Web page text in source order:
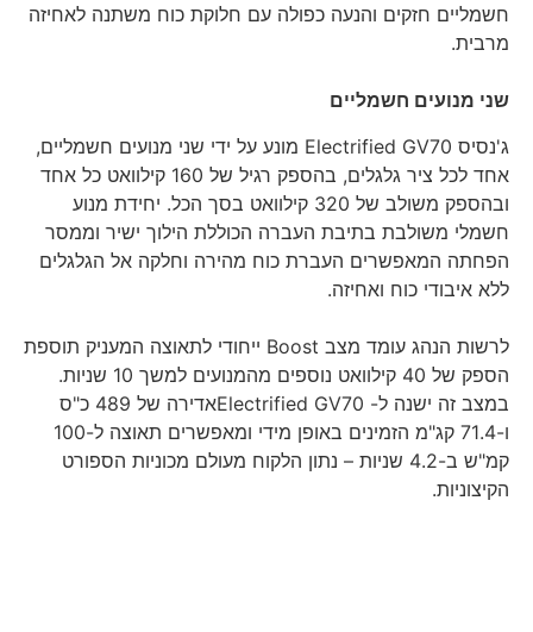
חשמליים חזקים והנעה כפולה עם חלוקת כוח משתנה לאחיזה
מרבית.
שני מנועים חשמליים
ג'נסיס Electrified GV70 מונע על ידי שני מנועים חשמליים,
אחד לכל ציר גלגלים, בהספק רגיל של 160 קילוואט כל אחד
ובהספק משולב של 320 קילוואט בסך הכל. יחידת מנוע
חשמלי משולבת בתיבת העברה הכוללת הילוך ישיר וממסר
הפחתה המאפשרים העברת כוח מהירה וחלקה אל הגלגלים
ללא איבודי כוח ואחיזה.
לרשות הנהג עומד מצב Boost ייחודי לתאוצה המעניק תוספת
הספק של 40 קילוואט נוספים מהמנועים למשך 10 שניות.
במצב זה ישנה ל- Electrified GV70אדירה של 489 כ"ס
ו-71.4 קג"מ הזמינים באופן מידי ומאפשרים תאוצה ל-100
קמ"ש ב-4.2 שניות – נתון הלקוח מעולם מכוניות הספורט
הקיצוניות.